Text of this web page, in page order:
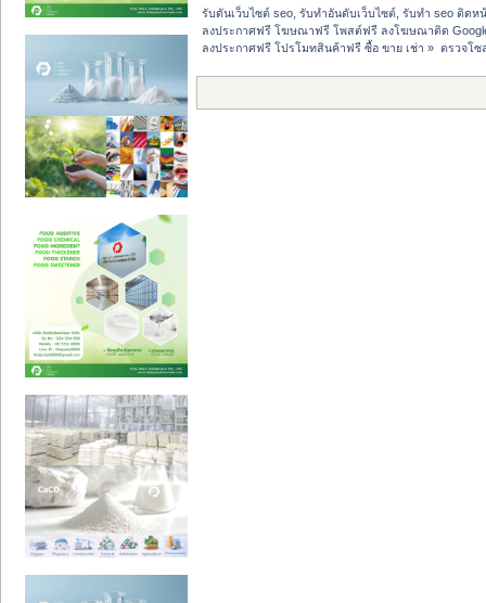
รับดันเว็บไซต์ seo, รับทำอันดับเว็บไซต์, รับทำ seo ติดห
ลงประกาศฟรี โฆษณาฟรี โพสต์ฟรี ลงโฆษณาติด
ลงประกาศฟรี โปรโมทสินค้าฟรี ซื้อ ขาย เช่า » ตรวจโซ